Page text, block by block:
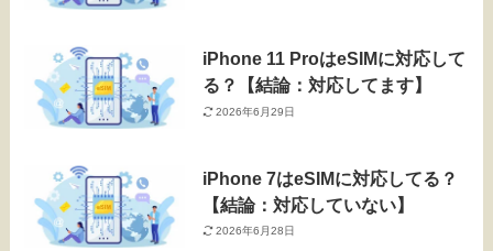
iPhone 11 ProはeSIMに対応して
る？【結論：対応してます】
2026年6月29日
iPhone 7はeSIMに対応してる？
【結論：対応していない】
2026年6月28日